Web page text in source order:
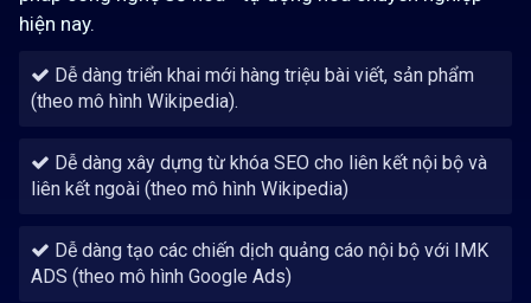
đạt KPI mục tiêu
lại sử dụng dịch vụ
hiện nay.
Dễ dàng triển khai mới hàng triệu bài viết, sản phẩm
(theo mô hình Wikipedia).
Dễ dàng xây dựng từ khóa SEO cho liên kết nội bộ và
liên kết ngoài (theo mô hình Wikipedia)
Dễ dàng tạo các chiến dịch quảng cáo nội bộ với IMK
ADS (theo mô hình Google Ads)